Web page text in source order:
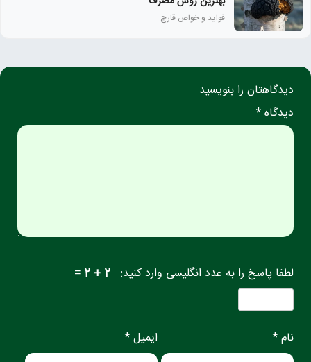
فواید و خواص قارچ
دیدگاهتان را بنویسید
دیدگاه *
لطفا پاسخ را به عدد انگلیسی وارد کنید: 2 + 2 =
نام * ایمیل *